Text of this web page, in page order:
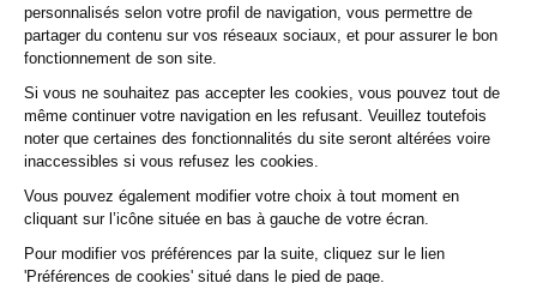
personnalisés selon votre profil de navigation, vous permettre de
partager du contenu sur vos réseaux sociaux, et pour assurer le bon
fonctionnement de son site.
Si vous ne souhaitez pas accepter les cookies, vous pouvez tout de
même continuer votre navigation en les refusant. Veuillez toutefois
noter que certaines des fonctionnalités du site seront altérées voire
inaccessibles si vous refusez les cookies.
Vous pouvez également modifier votre choix à tout moment en
cliquant sur l’icône située en bas à gauche de votre écran.
Pour modifier vos préférences par la suite, cliquez sur le lien
'Préférences de cookies' situé dans le pied de page.
Qui sommes-nous
Nous contacter
Espace partenaires
Espace presse
Politique ESG
Chaîne YouTube
Page Linkedin
© Altaroc 2021 -2026